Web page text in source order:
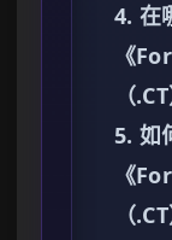
4. 在
《
（
5. 如
《
（.CT